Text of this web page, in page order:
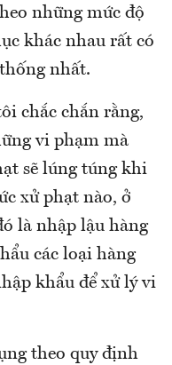
những mức độ
khác nhau rất có
nhất.
chắc chắn rằng,
vi phạm mà
sẽ lúng túng khi
xử phạt nào, ở
là nhập lậu hàng
các loại hàng
khẩu để xử lý vi
theo quy định